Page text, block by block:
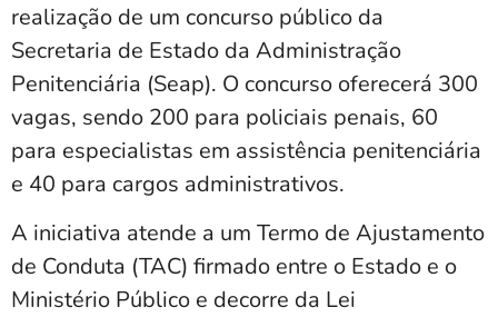
realização de um concurso público da
Secretaria de Estado da Administração
Penitenciária (Seap). O concurso oferecerá 300
vagas, sendo 200 para policiais penais, 60
para especialistas em assistência penitenciária
e 40 para cargos administrativos.
A iniciativa atende a um Termo de Ajustamento
de Conduta (TAC) firmado entre o Estado e o
Ministério Público e decorre da Lei